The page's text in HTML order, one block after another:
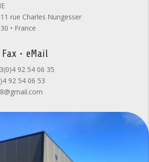
rue Charles Nungesser
• France
• eMail
92 54 06 35
92 54 06 53